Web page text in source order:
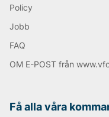
Policy
Jobb
FAQ
OM E-POST från
Få alla våra